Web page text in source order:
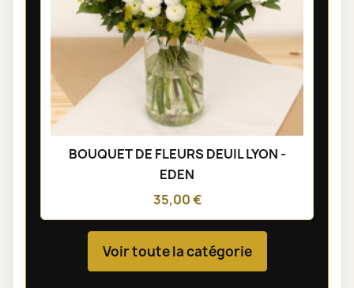
BOUQUET DE FLEURS DEUIL LYON -
EDEN
35,00 €
Voir toute la catégorie